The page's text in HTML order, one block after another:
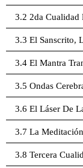
3.2 2da Cualidad
3.3 El Sanscrito,
3.4 El Mantra
3.5 Ondas
3.6 El Láser De
3.7 La
3.8 Tercera